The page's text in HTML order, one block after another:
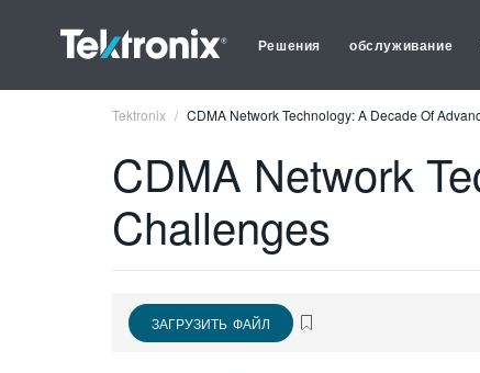
Решения обслуживание
Tektronix CDMA Network Technology: A Decade Of
CDMA Network
Challenges
ЗАГРУЗИТЬ ФАЙЛ